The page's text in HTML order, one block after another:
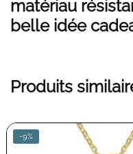
matériau
belle idée
Produits
-9%